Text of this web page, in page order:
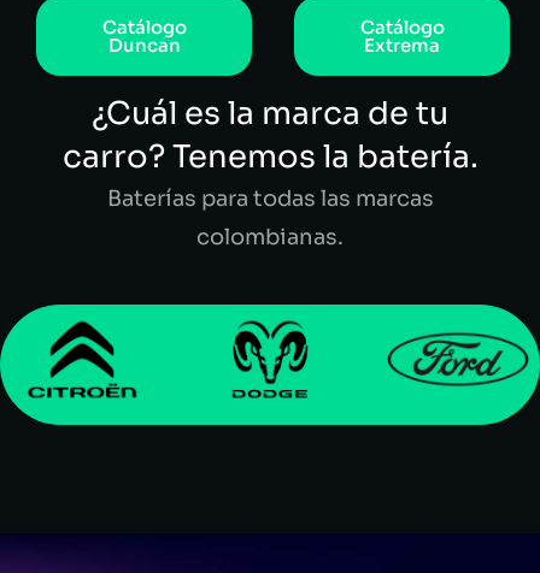
Catálogo
Duncan
Catálogo
Extrema
¿Cuál es la marca de tu
carro? Tenemos la batería.
Baterías para todas las marcas
colombianas.